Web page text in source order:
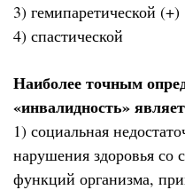
3) гемипаретической (+)
4) спастической
Наиболее точным
«инвалидность»
1) социальная
нарушения здоровья со
функций организма,